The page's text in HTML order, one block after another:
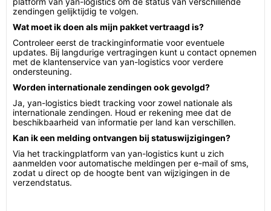
zendingen gelijktijdig te volgen.
Wat moet ik doen als mijn pakket vertraagd is?
Controleer eerst de trackinginformatie voor eventuele
updates. Bij langdurige vertragingen kunt u contact opnemen
met de klantenservice van yan-logistics voor verdere
ondersteuning.
Worden internationale zendingen ook gevolgd?
Ja, yan-logistics biedt tracking voor zowel nationale als
internationale zendingen. Houd er rekening mee dat de
beschikbaarheid van informatie per land kan verschillen.
Kan ik een melding ontvangen bij statuswijzigingen?
Via het trackingplatform van yan-logistics kunt u zich
aanmelden voor automatische meldingen per e-mail of sms,
zodat u direct op de hoogte bent van wijzigingen in de
verzendstatus.